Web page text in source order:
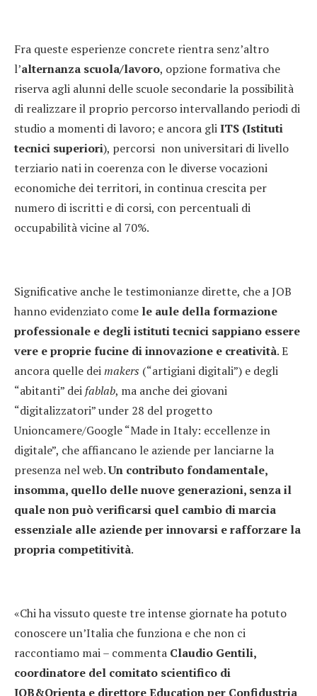
Fra queste esperienze concrete rientra senz’altro
l’alternanza scuola/lavoro, opzione formativa che
riserva agli alunni delle scuole secondarie la possibilità
di realizzare il proprio percorso intervallando periodi di
studio a momenti di lavoro; e ancora gliITS (Istituti
tecnici superiori), percorsi non universitari di livello
terziario nati in coerenza con le diverse vocazioni
economiche dei territori, in continua crescita per
numero di iscritti e di corsi, con percentuali di
occupabilità vicine al 70%.
Significative anche le testimonianze dirette, che a JOB
hanno evidenziato come le aule della formazione
professionale e degli istituti tecnici sappiano essere
vere e proprie fucine di innovazione e creatività. E
ancora quelle deimakers (“artigiani digitali”) e degli
“abitanti” dei fablab, ma anche dei giovani
“digitalizzatori” under 28 del progetto
Unioncamere/Google “Made in Italy: eccellenze in
digitale”, che affiancano le aziende per lanciarne la
presenza nel web.Un contributo fondamentale,
insomma, quello delle nuove generazioni, senza il
quale non può verificarsi quel cambio di marcia
essenziale alle aziende per innovarsi e rafforzare la
propria competitività.
«Chi ha vissuto queste tre intense giornate ha potuto
conoscere un’Italia che funziona e che non ci
raccontiamo mai – commenta Claudio Gentili,
coordinatore del comitato scientifico di
JOB&Orienta e direttore Education per Confidustria